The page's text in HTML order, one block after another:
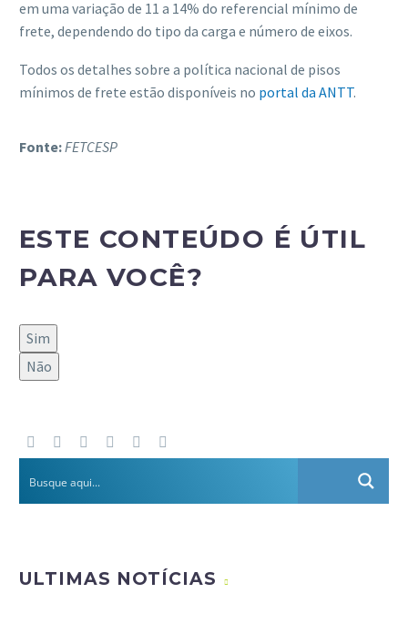
em uma variação de 11 a 14% do referencial mínimo de
frete, dependendo do tipo da carga e número de eixos.
Todos os detalhes sobre a política nacional de pisos
mínimos de frete estão disponíveis no portal da ANTT.
Fonte:FETCESP
ESTE CONTEÚDO É ÚTIL
PARA VOCÊ?
Sim
Não
ULTIMAS NOTÍCIAS